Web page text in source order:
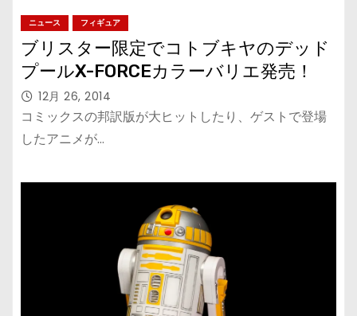
ニュース フィギュア
ブリスター限定でコトブキヤのデッド
プールX-FORCEカラーバリエ発売！
12月 26, 2014
コミックスの邦訳版が大ヒットしたり、ゲストで登場
したアニメが…